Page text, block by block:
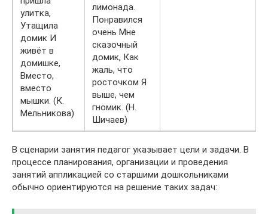
улитка,
Утащила
домик И
живёт в
домишке,
Вместо,
вместо
мышки. (К.
Мельникова)
лимонада.
Понравился
очень Мне
сказочный
домик, Как
жаль, что
росточком Я
выше, чем
гномик. (Н.
Шичаев)
В сценарии занятия педагог указывает цели и задачи. В
процессе планирования, организации и проведения
занятий аппликацией со старшими дошкольниками
обычно ориентируются на решение таких задач: